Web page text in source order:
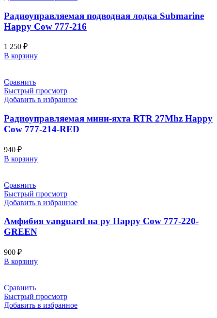
Радиоуправляемая подводная лодка Submarine
Happy Cow 777-216
1 250 ₽
В корзину
Сравнить
Быстрый просмотр
Добавить в избранное
Радиоуправляемая мини-яхта RTR 27Mhz Happy
Cow 777-214-RED
940 ₽
В корзину
Сравнить
Быстрый просмотр
Добавить в избранное
Амфибия vanguard на ру Happy Cow 777-220-
GREEN
900 ₽
В корзину
Сравнить
Быстрый просмотр
Добавить в избранное